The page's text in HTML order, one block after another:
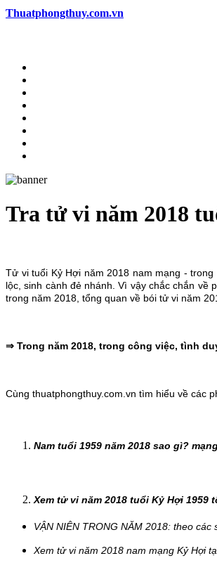
Thuatphongthuy.com.vn
Tra tử vi năm 2018
Tử vi tuổi Kỷ Hợi năm 2018 nam mạng -
lộc, sinh cành đẻ nhánh. Vì vậy chắc chắn về
trong năm 2018, tổng quan về bói tử vi năm
⇒ Trong năm 2018, trong công việc, tình
Cùng thuatphongthuy.com.vn tìm hiểu về các
Nam tuổi 1959 năm 2018 sao gì?
Xem tử vi năm 2018 tuổi Kỷ Hợi 1959
VẬN NIÊN TRONG NĂM 2018: theo
Xem tử vi năm 2018 nam mạng Kỷ Hợi